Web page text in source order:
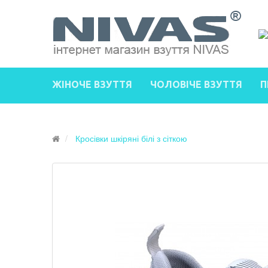
ЖІНОЧЕ ВЗУТТЯ ЧОЛОВІЧЕ ВЗУТТЯ
Кросівки шкіряні білі з сіткою